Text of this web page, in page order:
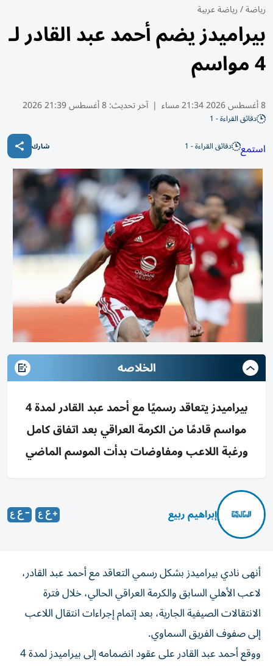
رياضة/رياضة عربية
بيراميدز يضم أحمد عبد القادر لـ
4 مواسم
8 أغسطس 2026 21:34 مساء | آخر تحديث:8 أغسطس 21:39 2026
دقائق القراءة - 1
استمع دقائق القراءة - 1 شارك
الخلاصه
بيراميدز يتعاقد رسميًا مع أحمد عبد القادر لمدة 4
مواسم قادمًا من الكرمة العراقي بعد اتفاق كامل
ورغبة اللاعب ومفاوضات بدأت الموسم الماضي
إبراهيم ربيع
أنهى نادي بيراميدز بشكل رسمي التعاقد مع أحمد عبد القادر،
لاعب الأهلي السابق والكرمة العراقي الحالي، خلال فترة
الانتقالات الصيفية الجارية، بعد إتمام إجراءات انتقال اللاعب
إلى صفوف الفريق السماوي.
ووقع أحمد عبد القادر على عقود انضمامه إلى بيراميدز لمدة 4